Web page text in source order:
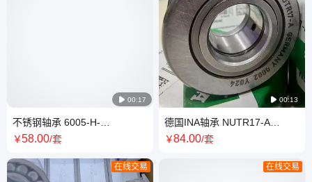
 00:17
不锈钢轴承 6005-H-
20T1XBDDU (SS6005DD) 日
￥58.00/套
在线交易
 00:13
德国INA轴承 NUTR17-A
NUTR30-A支撑型滚轮满装滚
￥84.00/套
在线交易